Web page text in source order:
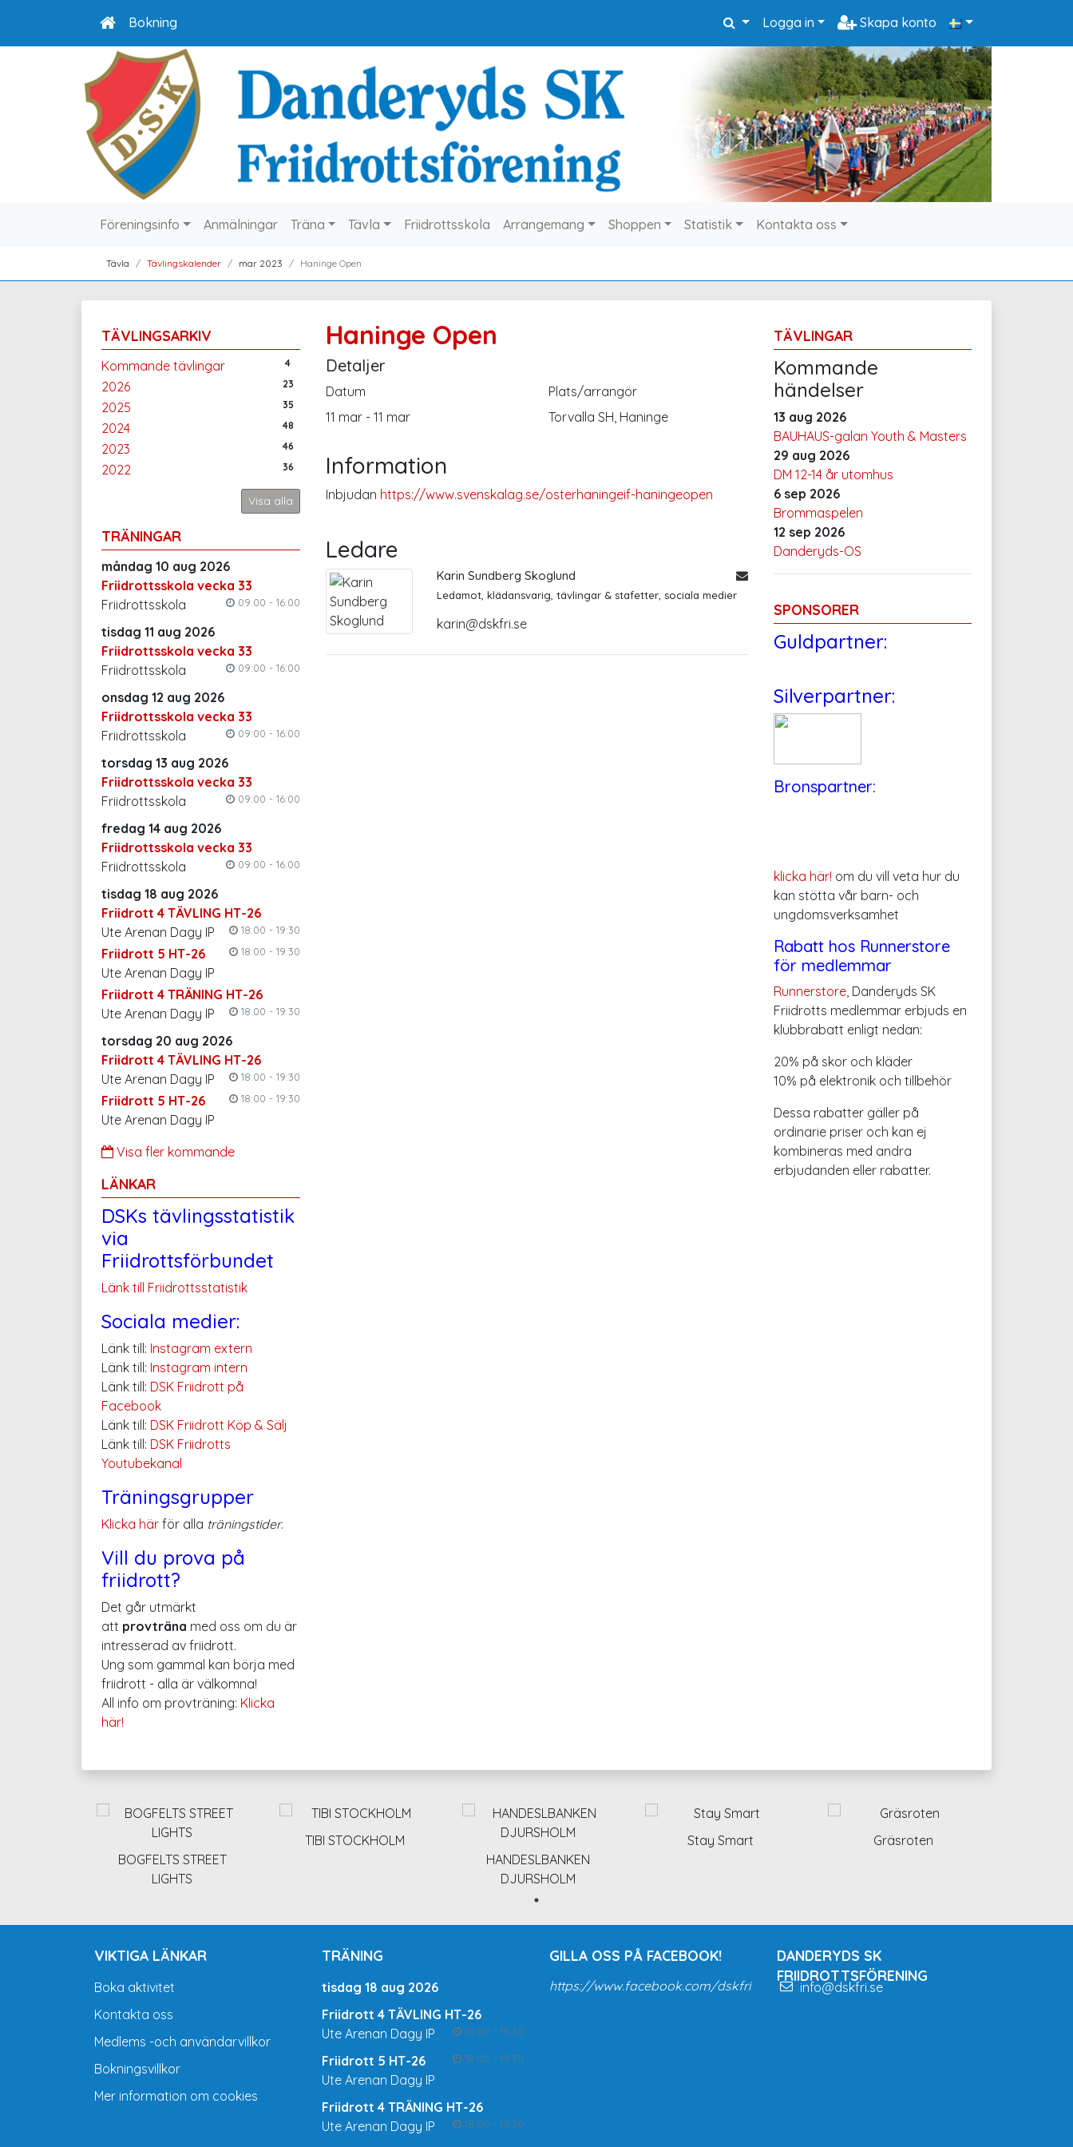
Bokning Logga in Skapa konto
Föreningsinfo Anmälningar Träna Tävla Friidrottsskola Arrangemang Shoppen Statistik Kontakta oss
Tävla Tävlingskalender mar 2023 Haninge Open
TÄVLINGSARKIV
Kommande tävlingar 4
2026 23
2025 35
2024 48
2023 46
2022 36
Visa alla
TRÄNINGAR
måndag 10 aug 2026
Friidrottsskola vecka 33
09:00 - 16:00
Friidrottsskola
tisdag 11 aug 2026
Friidrottsskola vecka 33
09:00 - 16:00
Friidrottsskola
onsdag 12 aug 2026
Friidrottsskola vecka 33
09:00 - 16:00
Friidrottsskola
torsdag 13 aug 2026
Friidrottsskola vecka 33
09:00 - 16:00
Friidrottsskola
fredag 14 aug 2026
Friidrottsskola vecka 33
09:00 - 16:00
Friidrottsskola
tisdag 18 aug 2026
Friidrott 4 TÄVLING HT-26
18:00 - 19:30
Ute Arenan Dagy IP
Friidrott 5 HT-26
18:00 - 19:30
Ute Arenan Dagy IP
Friidrott 4 TRÄNING HT-26
18:00 - 19:30
Ute Arenan Dagy IP
torsdag 20 aug 2026
Friidrott 4 TÄVLING HT-26
18:00 - 19:30
Ute Arenan Dagy IP
Friidrott 5 HT-26
18:00 - 19:30
Ute Arenan Dagy IP
Visa fler kommande
LÄNKAR
DSKs tävlingsstatistik
via
Friidrottsförbundet
Länk till Friidrottsstatistik
Sociala medier:
Länk till: Instagram extern
Länk till: Instagram intern
Länk till: DSK Friidrott på
Facebook
Länk till: DSK Friidrott Köp & Sälj
Länk till: DSK Friidrotts
Youtubekanal
Träningsgrupper
Klicka här för alla träningstider.
Vill du prova på
friidrott?
Det går utmärkt
att provträna med oss om du är
intresserad av friidrott.
Ung som gammal kan börja med
friidrott - alla är välkomna!
All info om provträning: Klicka
här!
Haninge Open
Detaljer
Datum
11 mar - 11 mar
Plats/arrangör
Torvalla SH, Haninge
Information
Inbjudan https://www.svenskalag.se/osterhaningeif-haningeopen
Ledare
Karin Sundberg Skoglund
Ledamot, klädansvarig, tävlingar & stafetter, sociala medier
karin@dskfri.se
TÄVLINGAR
Kommande
händelser
13 aug 2026
BAUHAUS-galan Youth & Masters
29 aug 2026
DM 12-14 år utomhus
6 sep 2026
Brommaspelen
12 sep 2026
Danderyds-OS
SPONSORER
Guldpartner:
Silverpartner:
Bronspartner:
klicka här! om du vill veta hur du
kan stötta vår barn- och
ungdomsverksamhet
Rabatt hos Runnerstore
för medlemmar
Runnerstore, Danderyds SK
Friidrotts medlemmar erbjuds en
klubbrabatt enligt nedan:
20% på skor och kläder
10% på elektronik och tillbehör
Dessa rabatter gäller på
ordinarie priser och kan ej
kombineras med andra
erbjudanden eller rabatter.
BOGFELTS STREET
LIGHTS
TIBI STOCKHOLM
HANDESLBANKEN
DJURSHOLM
Stay Smart Gräsroten
VIKTIGA LÄNKAR
Boka aktivitet
Kontakta oss
Medlems -och användarvillkor
Bokningsvillkor
Mer information om cookies
TRÄNING
tisdag 18 aug 2026
Friidrott 4 TÄVLING HT-26
18:00 - 19:30
Ute Arenan Dagy IP
Friidrott 5 HT-26
18:00 - 19:30
Ute Arenan Dagy IP
Friidrott 4 TRÄNING HT-26
18:00 - 19:30
Ute Arenan Dagy IP
GILLA OSS PÅ FACEBOOK!
https://www.facebook.com/dskfri
DANDERYDS SK
FRIIDROTTSFÖRENING
info@dskfri.se